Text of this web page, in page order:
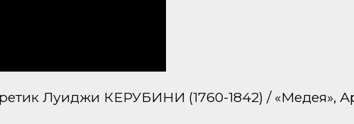
Луиджи КЕРУБИНИ (1760-1842) / «Медея»,